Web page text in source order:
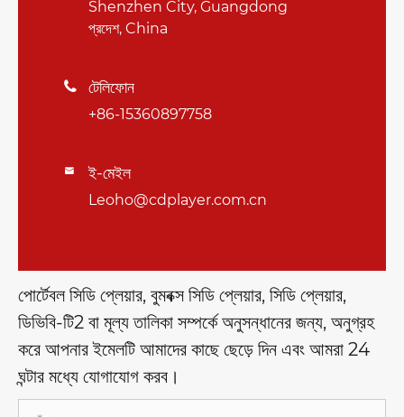
Shenzhen City, Guangdong
প্রদেশ, China
 টেলিফোন
+86-15360897758
 ই-মেইল
Leoho@cdplayer.com.cn
পোর্টেবল সিডি প্লেয়ার, বুমবক্স সিডি প্লেয়ার, সিডি প্লেয়ার,
ডিভিবি-টি2 বা মূল্য তালিকা সম্পর্কে অনুসন্ধানের জন্য, অনুগ্রহ
করে আপনার ইমেলটি আমাদের কাছে ছেড়ে দিন এবং আমরা 24
ঘন্টার মধ্যে যোগাযোগ করব।